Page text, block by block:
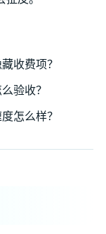
收费项？
验收？
怎么样？